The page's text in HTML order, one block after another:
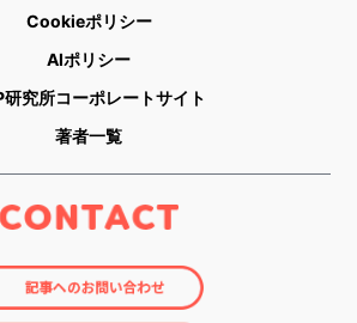
Cookieポリシー
AIポリシー
研究所コーポレートサイト
著者一覧